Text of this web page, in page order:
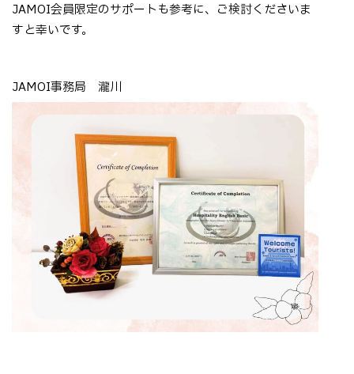
JAMOI会員限定のサポートも参考に、ご検討くださいま
すと幸いです。
JAMOI事務局 瀧川